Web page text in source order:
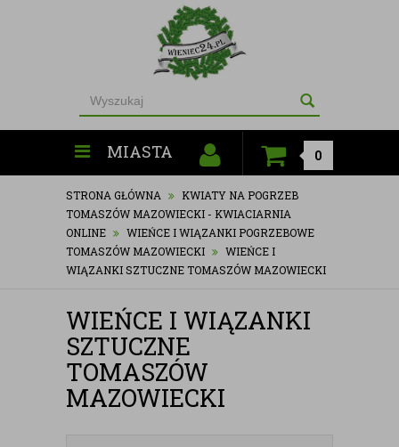
MIASTA 0
STRONA GŁÓWNA
KWIATY NA POGRZEB
TOMASZÓW MAZOWIECKI - KWIACIARNIA
ONLINE
WIEŃCE I WIĄZANKI POGRZEBOWE
TOMASZÓW MAZOWIECKI
WIEŃCE I
WIĄZANKI SZTUCZNE TOMASZÓW MAZOWIECKI
WIEŃCE I WIĄZANKI
SZTUCZNE
TOMASZÓW
MAZOWIECKI